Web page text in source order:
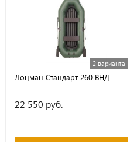
2 варианта
Лоцман Стандарт 260 ВНД
22 550 руб.